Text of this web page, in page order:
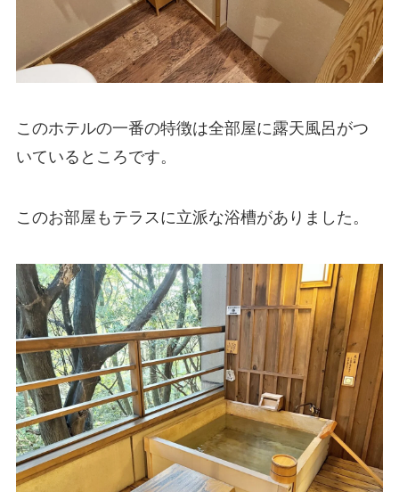
このホテルの一番の特徴は全部屋に露天風呂がつ
いているところです。
このお部屋もテラスに立派な浴槽がありました。